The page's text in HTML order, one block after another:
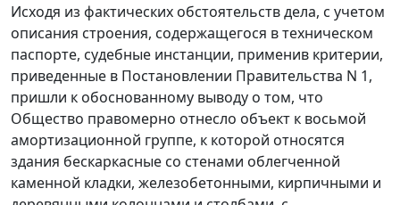
Исходя из фактических обстоятельств дела, с учетом
описания строения, содержащегося в техническом
паспорте, судебные инстанции, применив критерии,
приведенные в Постановлении Правительства N 1,
пришли к обоснованному выводу о том, что
Общество правомерно отнесло объект к восьмой
амортизационной группе, к которой относятся
здания бескаркасные со стенами облегченной
каменной кладки, железобетонными, кирпичными и